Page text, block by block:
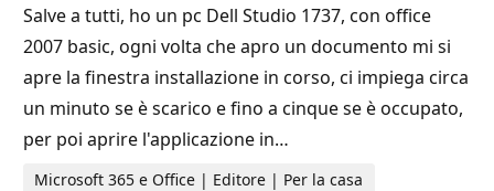
Salve a tutti, ho un pc Dell Studio 1737, con office
2007 basic, ogni volta che apro un documento mi si
apre la finestra installazione in corso, ci impiega circa
un minuto se è scarico e fino a cinque se è occupato,
per poi aprire l'applicazione in…
Microsoft 365 e Office | Editore | Per la casa